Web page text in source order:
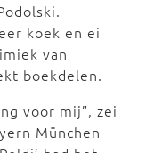
koek en ei
van
boekdelen.
voor mij”, zei
München